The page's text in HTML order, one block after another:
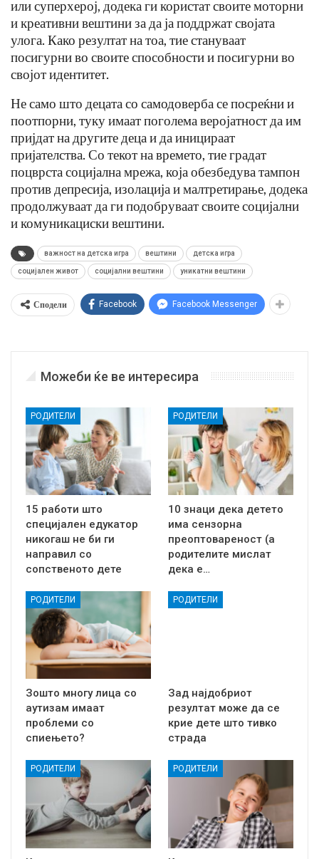
или суперхерој, додека ги користат своите моторни
и креативни вештини за да ја поддржат својата
улога. Како резултат на тоа, тие стануваат
посигурни во своите способности и посигурни во
својот идентитет.
Не само што децата со самодоверба се посреќни и
поотпорни, туку имаат поголема веројатност да им
пријдат на другите деца и да иницираат
пријателства. Со текот на времето, тие градат
поцврста социјална мрежа, која обезбедува тампон
против депресија, изолација и малтретирање, додека
продолжуваат да ги подобруваат своите социјални
и комуникациски вештини.
важност на детска игра вештини детска игра
социјален живот социјални вештини уникатни вештини
Сподели Facebook Facebook Messenger
Можеби ќе ве интересира
РОДИТЕЛИ
15 работи што
специјален едукатор
никогаш не би ги
направил со
сопственото дете
РОДИТЕЛИ
10 знаци дека детето
има сензорна
преоптовареност (а
родителите мислат
дека е…
РОДИТЕЛИ
Зошто многу лица со
аутизам имаат
проблеми со
спиењето?
РОДИТЕЛИ
Зад најдобриот
резултат може да се
крие дете што тивко
страда
РОДИТЕЛИ РОДИТЕЛИ